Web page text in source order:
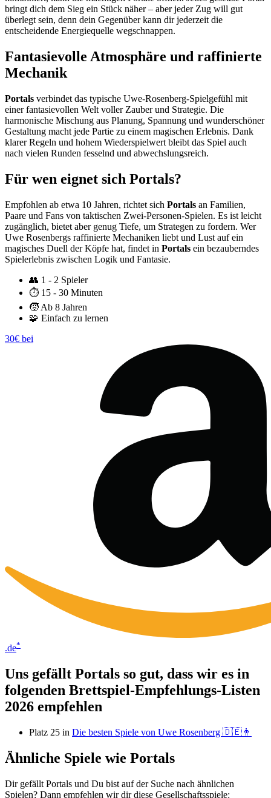
bringt dich dem Sieg ein Stück näher – aber jeder Zug will gut
überlegt sein, denn dein Gegenüber kann dir jederzeit die
entscheidende Energiequelle wegschnappen.
Fantasievolle Atmosphäre und raffinierte
Mechanik
Portals verbindet das typische Uwe-Rosenberg-Spielgefühl mit
einer fantasievollen Welt voller Zauber und Strategie. Die
harmonische Mischung aus Planung, Spannung und wunderschöner
Gestaltung macht jede Partie zu einem magischen Erlebnis. Dank
klarer Regeln und hohem Wiederspielwert bleibt das Spiel auch
nach vielen Runden fesselnd und abwechslungsreich.
Für wen eignet sich Portals?
Empfohlen ab etwa 10 Jahren, richtet sich Portals an Familien,
Paare und Fans von taktischen Zwei-Personen-Spielen. Es ist leicht
zugänglich, bietet aber genug Tiefe, um Strategen zu fordern. Wer
Uwe Rosenbergs raffinierte Mechaniken liebt und Lust auf ein
magisches Duell der Köpfe hat, findet in Portals ein bezauberndes
Spielerlebnis zwischen Logik und Fantasie.
👥 1 - 2 Spieler
⏱️ 15 - 30 Minuten
🧒 Ab 8 Jahren
🧩 Einfach zu lernen
30€ bei
.de*
Uns gefällt Portals so gut, dass wir es in
folgenden Brettspiel-Empfehlungs-Listen
2026 empfehlen
Platz 25 in Die besten Spiele von Uwe Rosenberg 🇩🇪👨
Ähnliche Spiele wie Portals
Dir gefällt Portals und Du bist auf der Suche nach ähnlichen
Spielen? Dann empfehlen wir dir diese Gesellschaftsspiele: